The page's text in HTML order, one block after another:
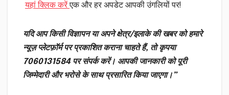
यहां क्लिक करेंएक और हर अपडेट आपकी उंगलियों पर!
यदि आप किसी विज्ञापन या अपने क्षेत्र/इलाके की खबर को हमारे
न्यूज़ प्लेटफ़ॉर्म पर प्रकाशित कराना चाहते हैं, तो कृपया
7060131584 पर संपर्क करें। आपकी जानकारी को पूरी
जिम्मेदारी और भरोसे के साथ प्रसारित किया जाएगा।”